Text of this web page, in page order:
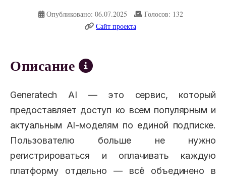
Опубликовано: 06.07.2025
Голосов: 132
Сайт проекта
Описание
Generatech AI — это сервис, который
предоставляет доступ ко всем популярным и
актуальным AI-моделям по единой подписке.
Пользователю больше не нужно
регистрироваться и оплачивать каждую
платформу отдельно — всё объединено в